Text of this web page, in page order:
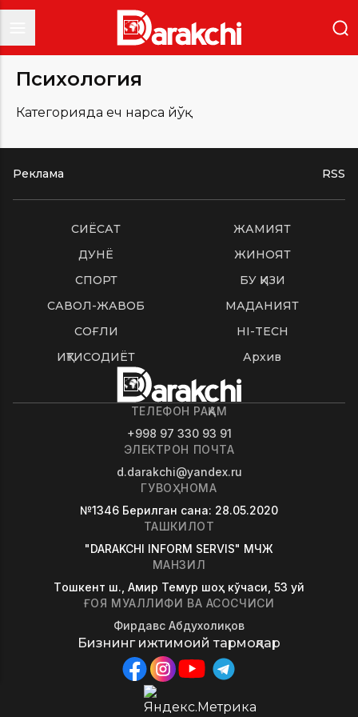
Психология
Категорияда ҳеч нарса йўқ
Реклама RSS
СИËСАТ
ЖАМИЯТ
ДУНË
ЖИНОЯТ
СПОРТ
БУ ҚИЗИҚ
САВОЛ-ЖАВОБ
МАДАНИЯТ
СОҒЛИҚ
HI-TECH
ИҚТИСОДИЁТ
Архив
ТЕЛЕФОН РАҚАМ
+998 97 330 93 91
ЭЛЕКТРОН ПОЧТА
d.darakchi@yandex.ru
ГУВОҲНОМА
№1346 Берилган сана: 28.05.2020
ТАШКИЛОТ
"DARAKCHI INFORM SERVIS" МЧЖ
МАНЗИЛ
Tошкент ш., Амир Темур шоҳ кўчаси, 53 уй
ҒОЯ МУАЛЛИФИ ВА АСОСЧИСИ
Фирдавс Абдухолиқов
Бизнинг ижтимоий тармоқлар